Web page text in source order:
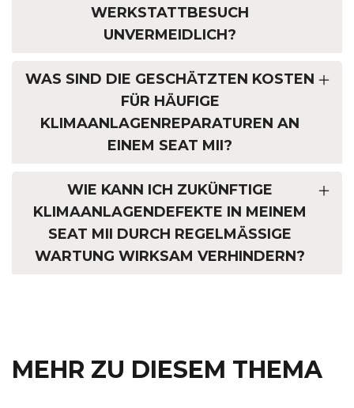
WERKSTATTBESUCH
UNVERMEIDLICH?
WAS SIND DIE GESCHÄTZTEN KOSTEN
FÜR HÄUFIGE
KLIMAANLAGENREPARATUREN AN
EINEM SEAT MII?
WIE KANN ICH ZUKÜNFTIGE
KLIMAANLAGEN­DEFEKTE IN MEINEM
SEAT MII DURCH REGELMÄSSIGE W
ARTUNG WIRKSAM VERHINDERN?
MEHR ZU DIESEM THEMA